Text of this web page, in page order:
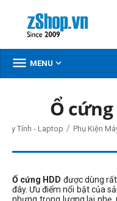
 MENU 
Ổ
Máy Tính - Laptop / Phụ Kiện
Ố cứng HDD được dùng
đây. Ưu điểm nổi bật của